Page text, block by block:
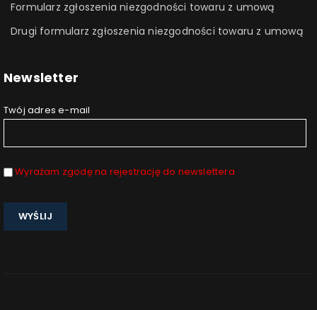
Festool to renomowana niemiecka firma specjalizująca się w
produkcji wysokiej jakości narzędzi elektrycznych i akcesoriów dla
rzemieślniczej.
Firma została założona w 1925 roku i od tamtej pory zyskała
Formularz zgłoszenia niezgodności towaru z umową
Drugi formularz zgłoszenia niezgodności towaru z umową
Newsletter
Twój adres e-mail
Wyrażam zgodę na rejestrację do newslettera